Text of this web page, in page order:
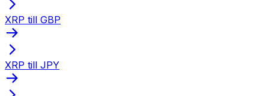
XRP till GBP
XRP till JPY